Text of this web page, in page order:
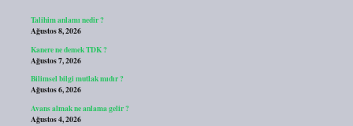
Talihim anlamı nedir ?
Ağustos 8, 2026
Kanere ne demek TDK ?
Ağustos 7, 2026
Bilimsel bilgi mutlak mıdır ?
Ağustos 6, 2026
Avans almak ne anlama gelir ?
Ağustos 4, 2026